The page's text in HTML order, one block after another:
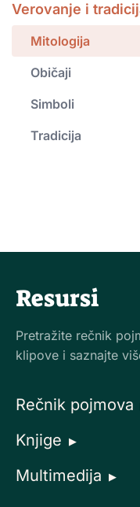
Verovanje i
Mitologija
Običaji
Simboli
Tradicija
Resursi
Pretražite rečnik
klipove i saznajte
Rečnik pojmova
Knjige ▶
Multimedija ▶